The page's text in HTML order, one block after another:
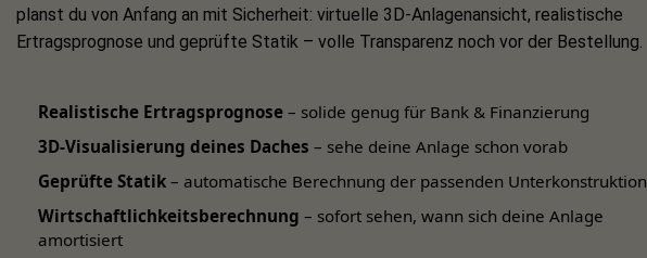
planst du von Anfang an mit Sicherheit: virtuelle 3D-Anlagenansicht, realistische
Ertragsprognose und geprüfte Statik – volle Transparenz noch vor der Bestellung.
Realistische Ertragsprognose – solide genug für Bank & Finanzierung
3D-Visualisierung deines Daches – sehe deine Anlage schon vorab
Geprüfte Statik – automatische Berechnung der passenden Unterkonstruktion
Wirtschaftlichkeitsberechnung – sofort sehen, wann sich deine Anlage
amortisiert